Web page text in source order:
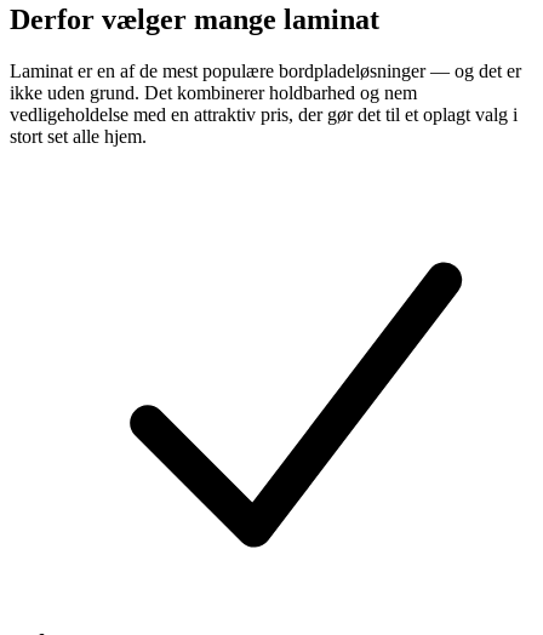
Derfor vælger mange laminat
Laminat er en af de mest populære bordpladeløsninger — og det er
ikke uden grund. Det kombinerer holdbarhed og nem
vedligeholdelse med en attraktiv pris, der gør det til et oplagt valg i
stort set alle hjem.